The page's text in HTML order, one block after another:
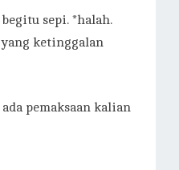
sepi. *halah.
ketinggalan
pemaksaan kalian